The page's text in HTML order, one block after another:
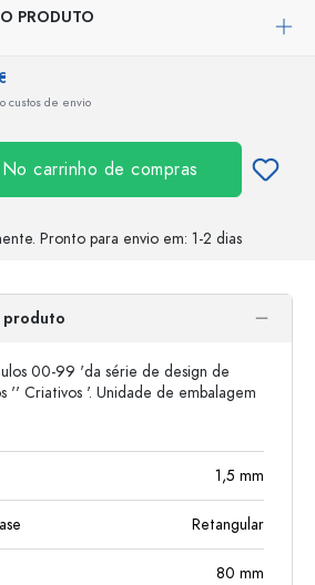
PRODUTO
custos de envio
No carrinho de compras
Pronto para envio em: 1-2 dias
produto
00-99 'da série de design de
'' Criativos '. Unidade de embalagem
1,5 mm
Retangular
80 mm